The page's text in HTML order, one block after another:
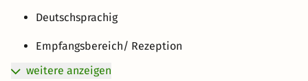
Deutschsprachig
Empfangsbereich/ Rezeption
weitere anzeigen